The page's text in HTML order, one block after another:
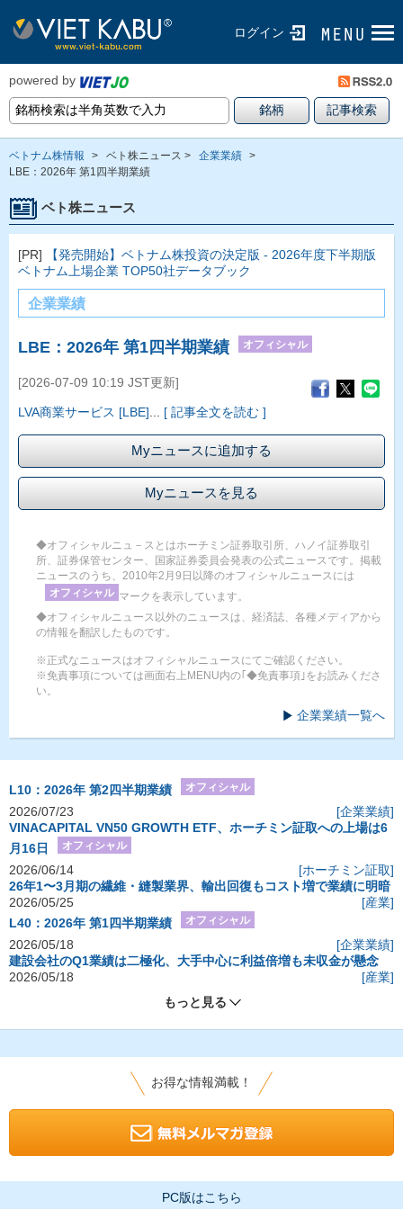
ログイン
powered by
ベトナム株情報 > ベト株ニュース > 企業業績 >
LBE：2026年 第1四半期業績
ベト株ニュース
[PR]
【発売開始】ベトナム株投資の決定版 - 2026年度下半期版
ベトナム上場企業 TOP50社データブック
企業業績
LBE：2026年 第1四半期業績 オフィシャル
[2026-07-09 10:19 JST更新]
LVA商業サービス [LBE] [ 記事全文を読む ]
Myニュースに追加する
Myニュースを見る
◆オフィシャルニュ－スとはホーチミン証券取引所、ハノイ証券取引
所、証券保管センター、国家証券委員会発表の公式ニュースです。掲載
ニュースのうち、2010年2月9日以降のオフィシャルニュースには
オフィシャル マークを表示しています。
◆オフィシャルニュース以外のニュースは、経済誌、各種メディアから
の情報を翻訳したものです。
※正式なニュースはオフィシャルニュースにてご確認ください。
※免責事項については画面右上MENU内の｢◆免責事項｣をお読みくださ
い。
企業業績一覧へ
L10：2026年 第2四半期業績 オフィシャル
2026/07/23
[企業業績]
VINACAPITAL VN50 GROWTH ETF、ホーチミン証取への上場は6
月16日
オフィシャル
2026/06/14
[ホーチミン証取]
26年1〜3月期の繊維・縫製業界、輸出回復もコスト増で業績に明暗
2026/05/25
[産業]
L40：2026年 第1四半期業績
オフィシャル
2026/05/18
[企業業績]
建設会社のQ1業績は二極化、大手中心に利益倍増も未収金が懸念
2026/05/18
[産業]
もっと見る
お得な情報満載！
PC版はこちら